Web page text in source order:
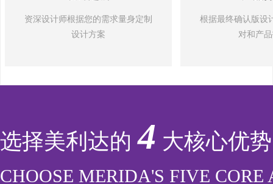
资深设计师根据您的需求量身定制
设计方案
根据最终确认版设
对和产
选择美利达的 4 大核心优势
CHOOSE MERIDA'S FIVE CORE